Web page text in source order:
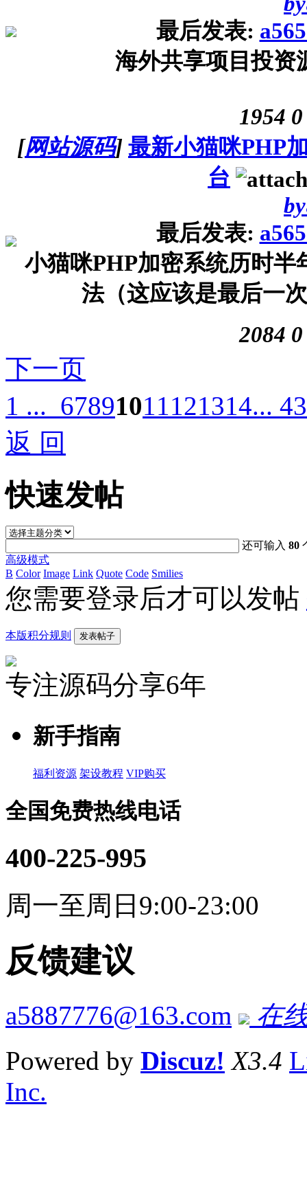
最后发表:
海外共享项目投资
1954 0
[网站源码] 最新小猫咪PHP
台
by
最后发表:
小猫咪PHP加密系统历时
法（这应该是最后一
2084 0
下一页
1 ... 67891011121314... 43
返 回
快速发帖
还可输入80
高级模式
B Color Image Link Quote Code Smilies
您需要登录后才可以发帖
本版积分规则 发表帖子
专注源码分享6年
新手指南
福利资源 架设教程 VIP购买
全国免费热线电话
400-225-995
周一至周日9:00-23:00
反馈建议
a5887776@163.com
在
Powered by Discuz! X3.4
Inc.